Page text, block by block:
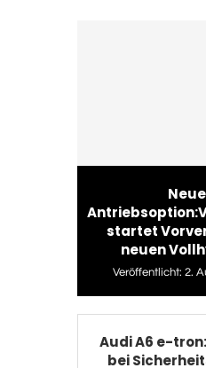
Neue
startet
neuen
Veröffentlicht: 2.
Audi A6 e-
bei